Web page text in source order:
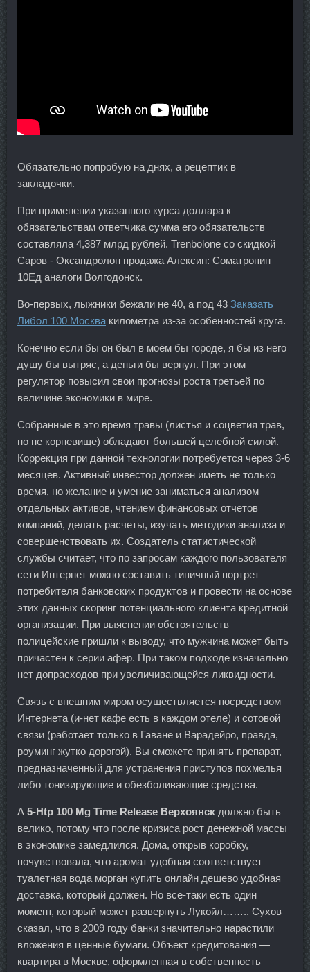
Обязательно попробую на днях, а рецептик в
закладочки.
При применении указанного курса доллара к
обязательствам ответчика сумма его обязательств
составляла 4,387 млрд рублей. Trenbolone со скидкой
Саров - Оксандролон продажа Алексин: Cоматропин
10Ед аналоги Волгодонск.
Во-первых, лыжники бежали не 40, а под 43 Заказать
Либол 100 Москва километра из-за особенностей круга.
Конечно если бы он был в моём бы городе, я бы из него
душу бы вытряс, а деньги бы вернул. При этом
регулятор повысил свои прогнозы роста третьей по
величине экономики в мире.
Собранные в это время травы (листья и соцветия трав,
но не корневище) обладают большей целебной силой.
Коррекция при данной технологии потребуется через 3-6
месяцев. Активный инвестор должен иметь не только
время, но желание и умение заниматься анализом
отдельных активов, чтением финансовых отчетов
компаний, делать расчеты, изучать методики анализа и
совершенствовать их. Создатель статистической
службы считает, что по запросам каждого пользователя
сети Интернет можно составить типичный портрет
потребителя банковских продуктов и провести на основе
этих данных скоринг потенциального клиента кредитной
организации. При выяснении обстоятельств
полицейские пришли к выводу, что мужчина может быть
причастен к серии афер. При таком подходе изначально
нет допрасходов при увеличивающейся ликвидности.
Связь с внешним миром осуществляется посредством
Интернета (и-нет кафе есть в каждом отеле) и сотовой
связи (работает только в Гаване и Варадейро, правда,
роуминг жутко дорогой). Вы сможете принять препарат,
предназначенный для устранения приступов похмелья
либо тонизирующие и обезболивающие средства.
А 5-Htp 100 Mg Time Release Верхоянск должно быть
велико, потому что после кризиса рост денежной массы
в экономике замедлился. Дома, открыв коробку,
почувствовала, что аромат удобная соответствует
туалетная вода морган купить онлайн дешево удобная
доставка, который должен. Но все-таки есть один
момент, который может развернуть Лукойл…….. Сухов
сказал, что в 2009 году банки значительно нарастили
вложения в ценные бумаги. Объект кредитования —
квартира в Москве, оформленная в собственность